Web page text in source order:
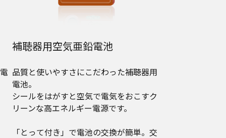
補聴器用空気亜鉛電池
品質と使いやすさにこだわった補聴器用
電池。
シールをはがすと空気で電気をおこすク
リーンな高エネルギー電源です。
「とって付き」で電池の交換が簡単。交